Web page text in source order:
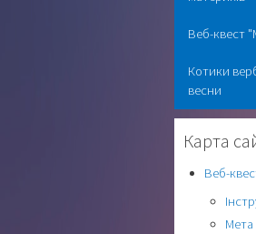
Веб-квест
Котики
весни
Карта
Веб-
Мета